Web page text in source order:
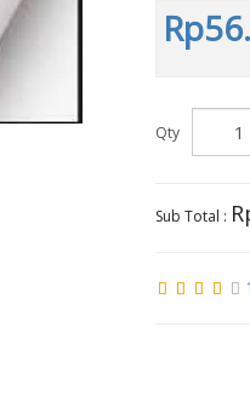
Qty
Sub Total :